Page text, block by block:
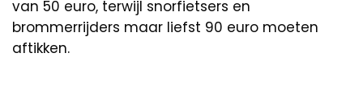
van 50 euro, terwijl snorfietsers en
brommerrijders maar liefst 90 euro moeten
aftikken.